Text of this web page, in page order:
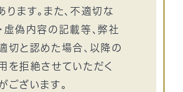
ります。また、不適切な
虚偽内容の記載等、弊社
切と認めた場合、以降の
を拒絶させていただく
ございます。